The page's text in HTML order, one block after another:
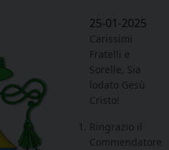
25-01-2025
Carissimi
Fratelli e
Sorelle, Sia
lodato Gesù
Cristo!
Ringrazio il
Commendatore